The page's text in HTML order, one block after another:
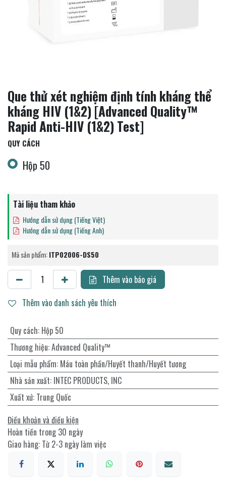
Que thử xét nghiệm định tính kháng thể
kháng HIV (1&2) [Advanced Quality™
Rapid Anti-HIV (1&2) Test]
QUY CÁCH
Hộp 50
Tài liệu tham khảo
Hướng dẫn sử dụng (Tiếng Việt)
Hướng dẫn sử dụng (Tiếng Anh)
Mã sản phẩm:ITP02006-DS50
Thêm vào báo giá
Thêm vào danh sách yêu thích
Quy cách: Hộp 50
Thương hiệu:Advanced Quality™
Loại mẫu phẩm: Máu toàn phần/Huyết thanh/Huyết tương
Nhà sản xuất: INTEC PRODUCTS, INC
Xuất xứ: Trung Quốc
Điều khoản và điều kiện
Hoàn tiền trong 30 ngày
Giao hàng: Từ 2-3 ngày làm việc